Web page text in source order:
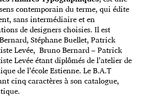
contemporain du terme, qui édite
sans intermédiaire et en
de designers choisies. Il est
Stéphane Buellet, Patrick
Levée, Bruno Bernard – Patrick
Levée étant diplômés de l’atelier de
de l’école Estienne. Le B.A.T
cinq caractères à son catalogue,